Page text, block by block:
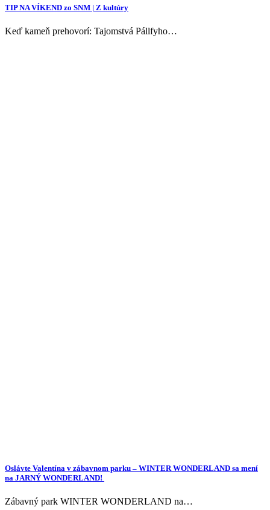
TIP NA VÍKEND zo SNM | Z kultúry
Keď kameň prehovorí: Tajomstvá Pállfyho…
Oslávte Valentína v zábavnom parku – WINTER WONDERLAND sa mení
na JARNÝ WONDERLAND!
Zábavný park WINTER WONDERLAND na…